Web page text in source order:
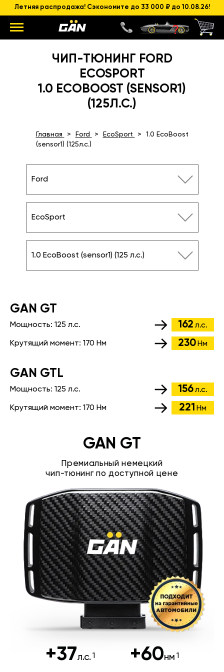
Летняя распродажа! Сэкономите до 33 000 ₽ до 10.08.26!
ЧИП-ТЮНИНГ FORD
ECOSPORT
1.0 ECOBOOST (SENSOR1)
(125Л.С.)
Главная Ford EcoSport
1.0 EcoBoost
(sensor1) (125л.с.)
Ford
EcoSport
1.0 EcoBoost (sensor1) (125 л.с.)
GАN GT
Мощность: 125 л.с. 162 л.с.
Крутящий момент: 170 Нм 230 Нм
GАN GTL
Мощность: 125 л.с. 156л.с.
Крутящий момент: 170 Нм 221 Нм
GAN GT
Премиальный немецкий
чип-тюнинг по доступной цене
+37л.с. +60нм